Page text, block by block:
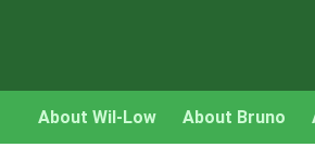
About Wil-Low About Bruno